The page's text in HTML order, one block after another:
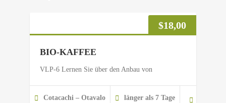
$18,00
BIO-KAFFEE
VLP-6 Lernen Sie über den Anbau von
Cotacachi – Otavalo länger als 7 Tage